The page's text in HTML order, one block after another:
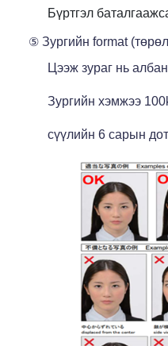
Бүртгэл
⑤ Зургийн format
Цээж зураг нь
Зургийн хэмжээ
сүүлийн 6 сарын